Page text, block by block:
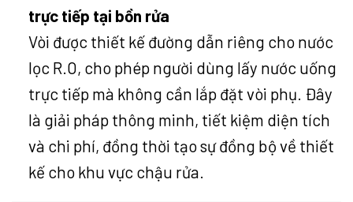
trực tiếp tại bồn rửa
Vòi được thiết kế đường dẫn riêng cho nước
lọc R.O, cho phép người dùng lấy nước uống
trực tiếp mà không cần lắp đặt vòi phụ. Đây
là giải pháp thông minh, tiết kiệm diện tích
và chi phí, đồng thời tạo sự đồng bộ về thiết
kế cho khu vực chậu rửa.